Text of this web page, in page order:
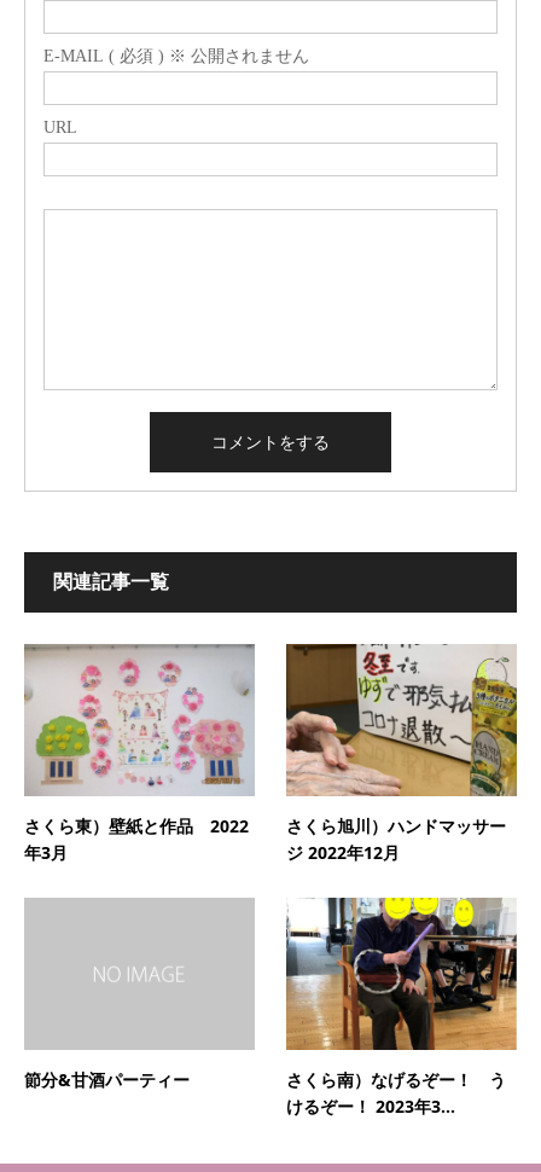
E-MAIL ( 必須 ) ※ 公開されません
URL
関連記事一覧
さくら東）壁紙と作品 2022
年3月
さくら旭川）ハンドマッサー
ジ 2022年12月
節分&甘酒パーティー
さくら南）なげるぞー！ う
けるぞー！ 2023年3...